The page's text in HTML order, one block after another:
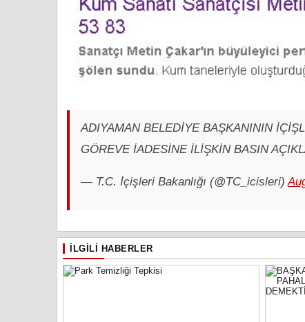
ADIYAMAN BELEDİYE BAŞKANININ
GÖREVE İADESİNE İLİŞKİN BASIN
— T.C. İçişleri Bakanlığı (@TC_icisleri)
İLGILI HABERLER